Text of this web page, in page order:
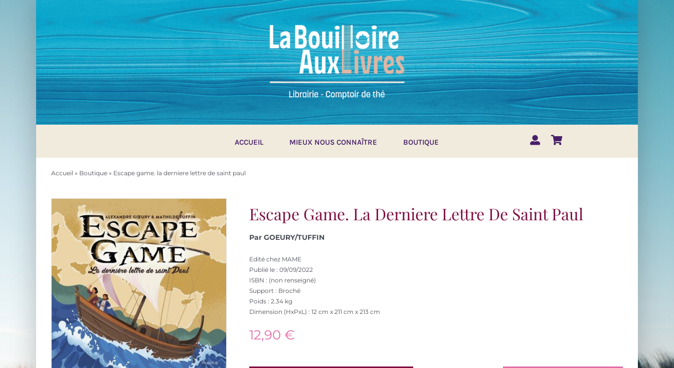
ACCUEIL MIEUX NOUS CONNAÎTRE BOUTIQUE
Accueil » Boutique» Escape game. la derniere lettre de saint paul
Escape Game. La Derniere Lettre De Saint Paul
Par GOEURY/TUFFIN
Edité chez MAME
Publié le : 09/09/2022
ISBN : (non renseigné)
Support : Broché
Poids : 2.34 kg
Dimension (HxPxL) : 12 cm x 211 cm x 213 cm
12,90€